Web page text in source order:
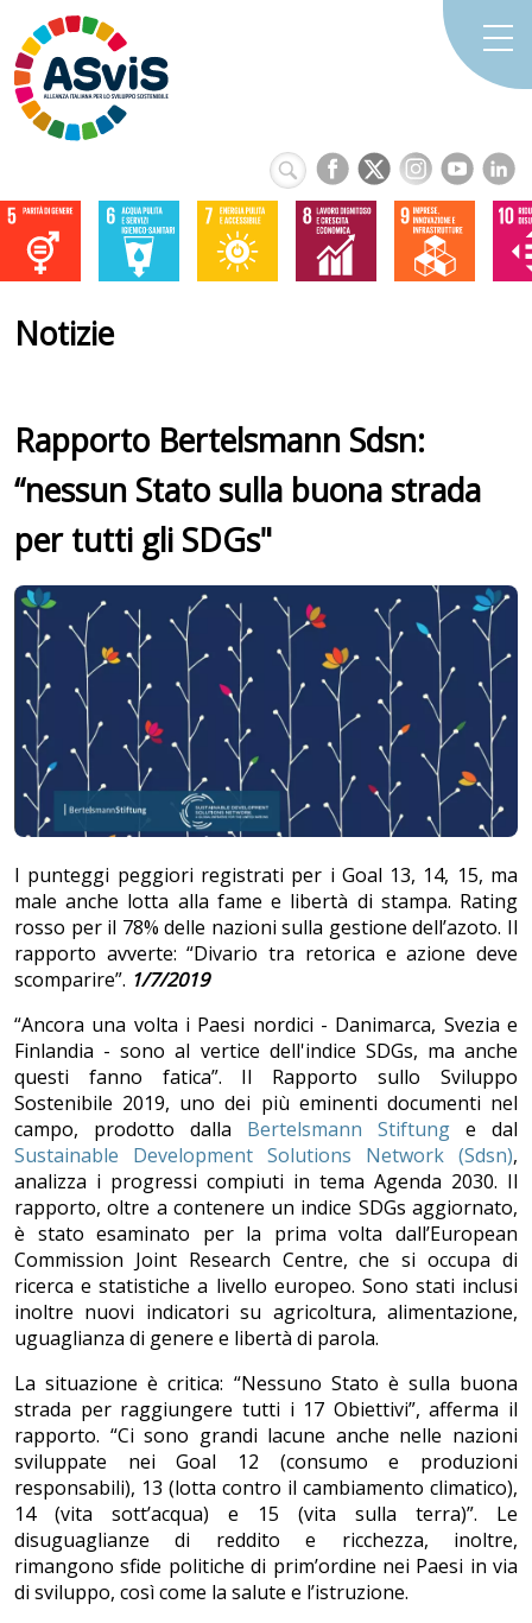
Notizie
Rapporto Bertelsmann Sdsn:
“nessun Stato sulla buona strada
per tutti gli SDGs"
I punteggi peggiori registrati per i Goal 13, 14, 15, ma
male anche lotta alla fame e libertà di stampa. Rating
rosso per il 78% delle nazioni sulla gestione dell’azoto. Il
rapporto avverte: “Divario tra retorica e azione deve
scomparire”. 1/7/2019
“Ancora una volta i Paesi nordici - Danimarca, Svezia e
Finlandia - sono al vertice dell'indice SDGs, ma anche
questi fanno fatica”. Il Rapporto sullo Sviluppo
Sostenibile 2019, uno dei più eminenti documenti nel
campo, prodotto dalla Bertelsmann Stiftung e dal
Sustainable Development Solutions Network (Sdsn),
analizza i progressi compiuti in tema Agenda 2030. Il
rapporto, oltre a contenere un indice SDGs aggiornato,
è stato esaminato per la prima volta dall’European
Commission Joint Research Centre, che si occupa di
ricerca e statistiche a livello europeo. Sono stati inclusi
inoltre nuovi indicatori su agricoltura, alimentazione,
uguaglianza di genere e libertà di parola.
La situazione è critica: “Nessuno Stato è sulla buona
strada per raggiungere tutti i 17 Obiettivi”, afferma il
rapporto. “Ci sono grandi lacune anche nelle nazioni
sviluppate nei Goal 12 (consumo e produzioni
responsabili), 13 (lotta contro il cambiamento climatico),
14 (vita sott’acqua) e 15 (vita sulla terra)”. Le
disuguaglianze di reddito e ricchezza, inoltre,
rimangono sfide politiche di prim’ordine nei Paesi in via
di sviluppo, così come la salute e l’istruzione.